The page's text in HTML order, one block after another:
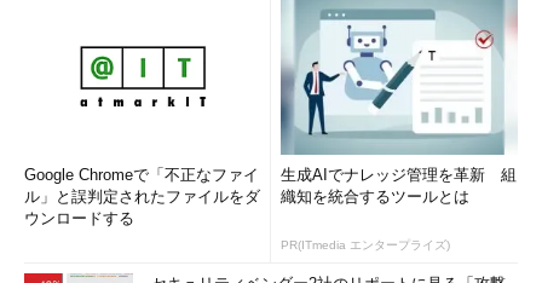
成したローカルユーザーアカウントとそのユーザープロファ
イルを削除する
Google Chromeで「不正なファイ
ル」と誤判定されたファイルをダ
ウンロードする
生成AIでナレッジ管理を革新 組
織知を統合するツールとは
PR(ITmedia エンタープライズ)